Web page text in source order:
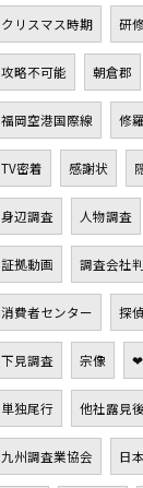
クリスマス時期 研
攻略不可能 朝倉郡
福岡空港国際線 修
TV密着 感謝状
身辺調査 人物調査
証拠動画 調査会社
消費者センター 探
下見調査 宗像 ❤
単独尾行 他社露見
九州調査業協会 日